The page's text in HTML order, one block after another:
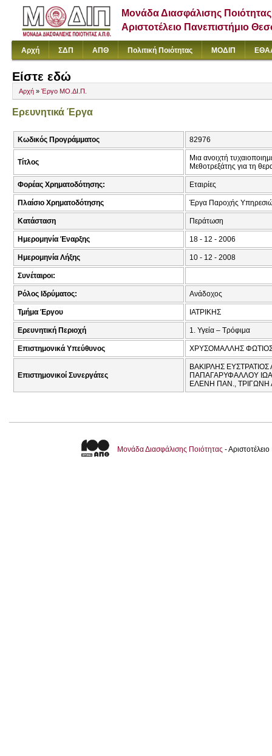
Μονάδα Διασφάλισης Ποιότητας
Αριστοτέλειο Πανεπιστήμιο
Αρχή ΣΔΠ ΑΠΘ Πολιτική Ποιότητας ΜΟΔΙΠ
Είστε εδώ
Αρχή » Έργο ΜΟ.ΔΙ.Π.
Ερευνητικά Έργα
Κωδικός Προγράμματος 82976
Τίτλος
Μια ανοιχτή
Μεθοτρεξάτης για τη
Φορέας Χρηματοδότησης: Εταιρίες
Πλαίσιο Χρηματοδότησης Έργα Παροχής
Κατάσταση Περάτωση
Ημερομηνία Έναρξης 18 - 12 - 2006
Ημερομηνία Λήξης 10 - 12 - 2008
Συνέταιροι:
Ρόλος Ιδρύματος: Ανάδοχος
Τμήμα Έργου ΙΑΤΡΙΚΗΣ
Ερευνητική Περιοχή 1. Υγεία – Τρόφιμα
Επιστημονικά Υπεύθυνος ΧΡΥΣΟΜΑΛΛΗΣ
Επιστημονικοί Συνεργάτες
ΒΑΚΙΡΛΗΣ
ΠΑΠΑΓΑΡΥΦΑΛΛΟΥ
ΕΛΕΝΗ ΠΑΝ., ΤΡΙΓΩΝΗ
Μονάδα Διασφάλισης Ποιότητας -